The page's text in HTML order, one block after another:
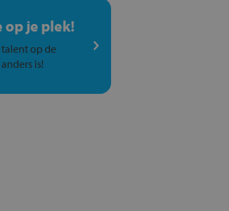
op je plek!
op de
is!